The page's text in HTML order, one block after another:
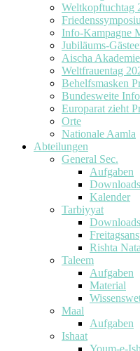
Weltkopftuchtag
Info-Kampagne
Jubiläums-
Aischa Akademie
Weltfrauentag
Behelfsmasken
Bundesweite
Europarat zieht
Orte
Nationale Aamla
Abteilungen
General Sec.
Aufgaben
Downloads
Kalender
Tarbiyyat
Downloads
Rishta Nata
Taleem
Aufgaben
Material
Maal
Aufgaben
Ishaat
Youm-e-